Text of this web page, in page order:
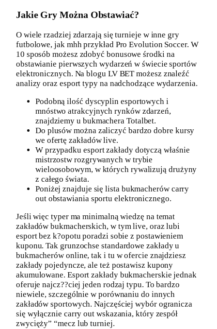
Jakie Gry Można Obstawiać?
O wiele rzadziej zdarzają się turnieje w inne gry
futbolowe, jak mhh przykład Pro Evolution Soccer. W
10 sposób możesz zdobyć bonusowe środki na
obstawianie pierwszych wydarzeń w świecie sportów
elektronicznych. Na blogu LV BET możesz znaleźć
analizy oraz esport typy na nadchodzące wydarzenia.
Podobną ilość dyscyplin esportowych i
mnóstwo atrakcyjnych rynków zdarzeń,
znajdziemy u bukmachera Totalbet.
Do plusów można zaliczyć bardzo dobre kursy
we ofertę zakładów live.
W przypadku esport zakłady dotyczą właśnie
mistrzostw rozgrywanych w trybie
wieloosobowym, w których rywalizują drużyny
z całego świata.
Poniżej znajduje się lista bukmacherów carry
out obstawiania sportu elektronicznego.
Jeśli więc typer ma minimalną wiedzę na temat
zakładów bukmacherskich, w tym live, oraz lubi
esport bez k?opotu poradzi sobie z postawieniem
kuponu. Tak grunzochse standardowe zakłady u
bukmacherów online, tak i tu w ofercie znajdziesz
zakłady pojedyncze, ale też postawisz kupony
akumulowane. Esport zakłady bukmacherskie jednak
oferuje najcz??ciej jeden rodzaj typu. To bardzo
niewiele, szczególnie w porównaniu do innych
zakładów sportowych. Najczęściej wybór ogranicza
się wyłącznie carry out wskazania, który zespół
zwycięży” “mecz lub turniej.